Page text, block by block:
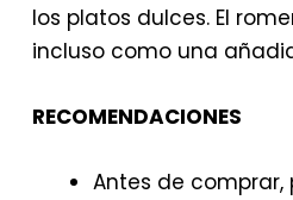
los platos dulces. El
incluso como una
RECOMENDACIONES
Antes de